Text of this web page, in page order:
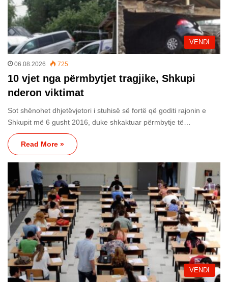
VENDI
06.08.2026 725
10 vjet nga përmbytjet tragjike, Shkupi
nderon viktimat
Sot shënohet dhjetëvjetori i stuhisë së fortë që goditi rajonin e
Shkupit më 6 gusht 2016, duke shkaktuar përmbytje të…
Read More »
VENDI